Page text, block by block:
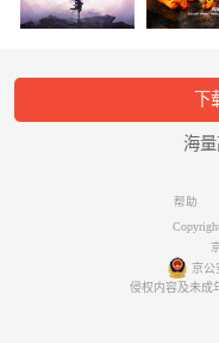
海
帮助
京公
侵权内容及未成